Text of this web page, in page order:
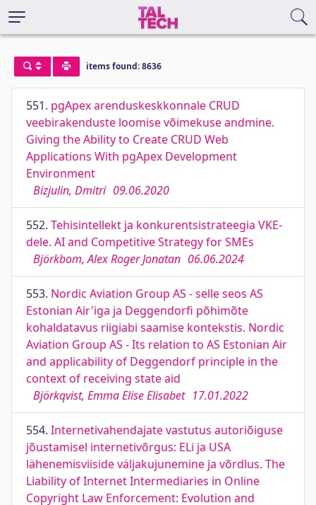
items found: 8636
551. pgApex arenduskeskkonnale CRUD
veebirakenduste loomise võimekuse andmine.
Giving the Ability to Create CRUD Web
Applications With pgApex Development
Environment
Bizjulin, Dmitri 09.06.2020
552. Tehisintellekt ja konkurentsistrateegia VKE-
dele. AI and Competitive Strategy for SMEs
Björkbom, Alex Roger Jonatan 06.06.2024
553. Nordic Aviation Group AS - selle seos AS
Estonian Air'iga ja Deggendorfi põhimõte
kohaldatavus riigiabi saamise kontekstis. Nordic
Aviation Group AS - Its relation to AS Estonian Air
and applicability of Deggendorf principle in the
context of receiving state aid
Björkqvist, Emma Elise Elisabet 17.01.2022
554. Internetivahendajate vastutus autoriõiguse
jõustamisel internetivõrgus: ELi ja USA
lähenemisviiside väljakujunemine ja võrdlus. The
Liability of Internet Intermediaries in Online
Copyright Law Enforcement: Evolution and